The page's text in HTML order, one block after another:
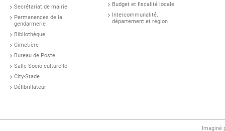
Secrétariat de mairie
Permanences de la
gendarmerie
Bibliothèque
Cimetière
Bureau de Poste
Salle Socio-culturelle
City-Stade
Défibrillateur
Budget et fiscalité locale
Intercommunalité,
département et région
Imaginé